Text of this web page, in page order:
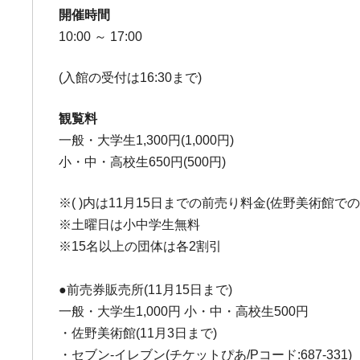
開催時間
10:00 ～ 17:00
(入館の受付は16:30まで)
観覧料
一般・大学生1,300円(1,000円)
小・中・高校生650円(500円)
※( )内は11月15日までの前売り料金(佐野美術館で
※土曜日は小中学生無料
※15名以上の団体は各2割引
●前売券販売所(11月15日まで)
一般・大学生1,000円 小・中・高校生500円
・佐野美術館(11月3日まで)
・セブン-イレブン(チケットぴあ/Pコード:687-331)